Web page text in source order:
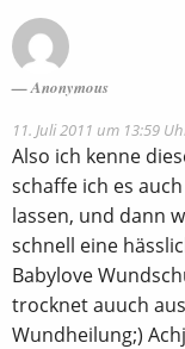
Anonymous
11. Juli 2011 um 13:59
Also ich kenne
schaffe ich es
lassen, und dann
schnell eine
Babylove
trocknet auuch
Wundheilung;)